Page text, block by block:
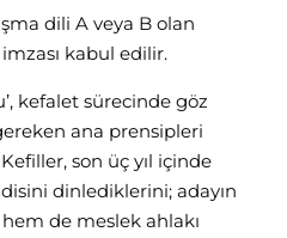
dili A veya B olan
kabul edilir.
kefalet sürecinde göz
ana prensipleri
son üç yıl içinde
dinlediklerini; adayın
de meslek ahlakı